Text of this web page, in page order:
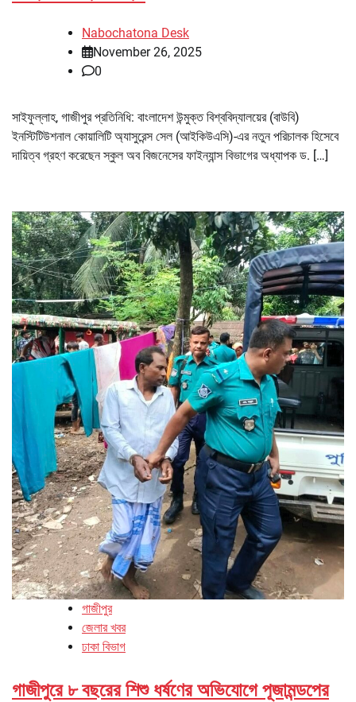
Nabochatona Desk
November 26, 2025
0
সাইফুল্লাহ, গাজীপুর প্রতিনিধি: বাংলাদেশ উন্মুক্ত বিশ্ববিদ্যালয়ের (বাউবি)
ইনস্টিটিউশনাল কোয়ালিটি অ্যাসুরেন্স সেল (আইকিউএসি)-এর নতুন পরিচালক হিসেবে
দায়িত্ব গ্রহণ করেছেন স্কুল অব বিজনেসের ফাইন্যান্স বিভাগের অধ্যাপক ড. […]
গাজীপুর
জেলার খবর
ঢাকা বিভাগ
গাজীপুরে ৮ বছরের শিশু ধর্ষণের অভিযোগে পূজামন্ডপের